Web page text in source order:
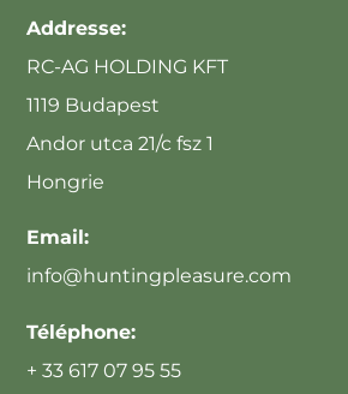
Addresse:
RC-AG HOLDING KFT
1119 Budapest
Andor utca 21/c fsz 1
Hongrie
Email:
info@huntingpleasure.com
Téléphone:
+ 33 617 07 95 55